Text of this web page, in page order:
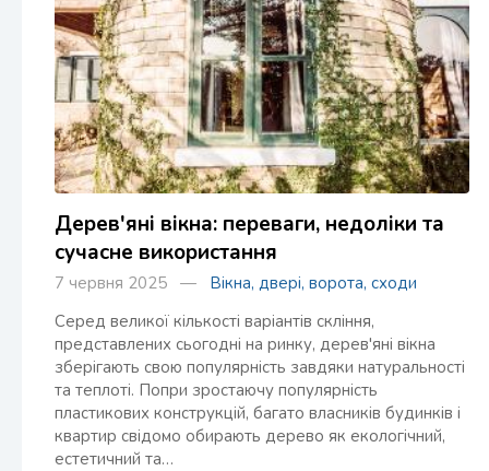
Дерев'яні вікна: переваги, недоліки та
сучасне використання
7 червня 2025 — Вікна, двері, ворота, сходи
Серед великої кількості варіантів скління,
представлених сьогодні на ринку, дерев'яні вікна
зберігають свою популярність завдяки натуральності
та теплоті. Попри зростаючу популярність
пластикових конструкцій, багато власників будинків і
квартир свідомо обирають дерево як екологічний,
естетичний та…